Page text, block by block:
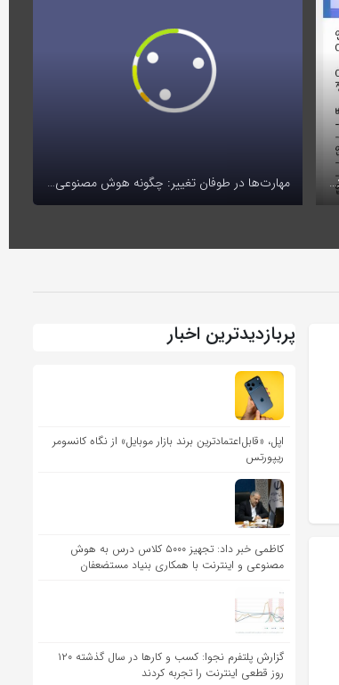
نسخه نهایی One UI 8 برای سری گلکسی S24، گلکسی زد فولد 6 و فلیپ 6 منتشر شد مهارت‌ها در طوفان تغییر: چگونه هوش مصنوعی آینده کار را بازنویسی می‌کند
پربازدیدترین اخبار
اپل، «قابل‌اعتمادترین برند بازار موبایل» از نگاه کانسومر
ریپورتس
کاظمی خبر داد: تجهیز ۵۰۰۰ کلاس درس به هوش
مصنوعی و اینترنت با همکاری بنیاد مستضعفان
گزارش پلتفرم نجوا: کسب و کارها در سال گذشته ۱۲۰
روز قطعی اینترنت را تجربه کردند